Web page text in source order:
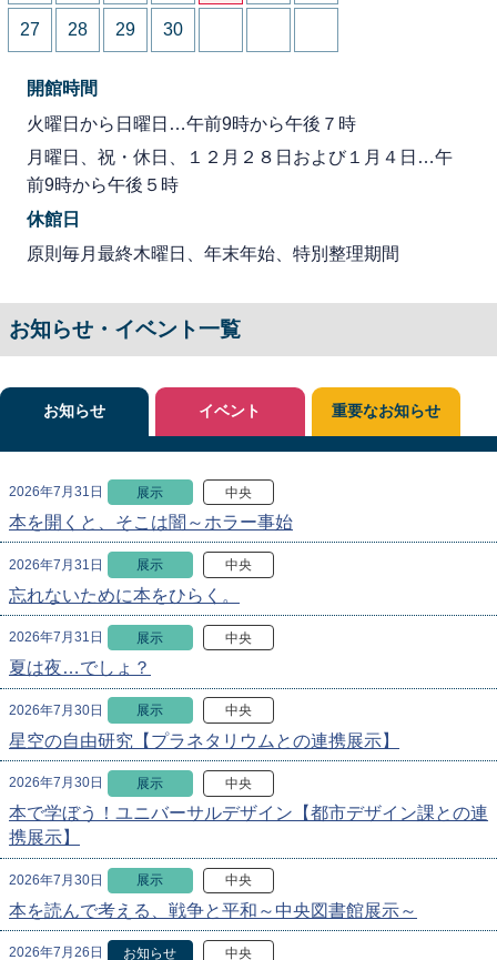
27 28 29 30
開館時間
火曜日から日曜日…午前9時から午後７時
月曜日、祝・休日、１２月２８日および１月４日…午
前9時から午後５時
休館日
原則毎月最終木曜日、年末年始、特別整理期間
お知らせ・イベント一覧
お知らせ
2026年7月31日 展示 中央
本を開くと、そこは闇～ホラー事始
2026年7月31日 展示 中央
忘れないために本をひらく。
2026年7月31日 展示 中央
夏は夜…でしょ？
2026年7月30日 展示 中央
星空の自由研究【プラネタリウムとの連携展示】
2026年7月30日 展示 中央
本で学ぼう！ユニバーサルデザイン【都市デザイン課との連
携展示】
2026年7月30日 展示 中央
本を読んで考える、戦争と平和～中央図書館展示～
2026年7月26日 お知らせ 中央
イベント 重要なお知らせ